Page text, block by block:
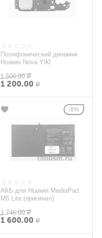
Полифонический динамик
Huawei Nova Y90
1 500.00 Р
1 200.00 Р
8%
АКБ для Huawei MediaPad
M5 Lite (оригинал)
1 746.00 Р
1 600.00 Р